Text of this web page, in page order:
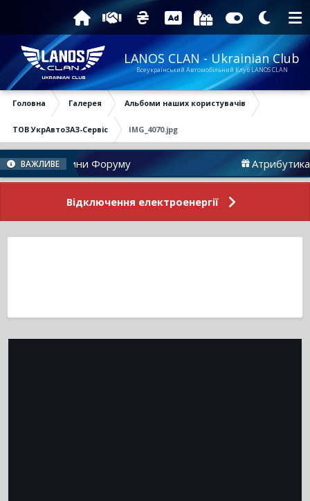
LANOS CLAN - Ukrainian Club
Всеукраїнський Автомобільний Клуб LANOS CLAN
Головна Галерея Альбоми наших користувачів
ТОВ УкрАвтоЗАЗ-Сервіс IMG_4070.jpg
ВАЖЛИВЕ
Новини Форуму Атрибутика
Відключення електроенергії